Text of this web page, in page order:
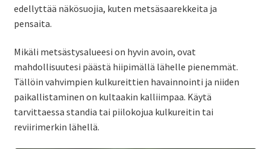
edellyttää näkösuojia, kuten metsäsaarekkeita ja
pensaita.
Mikäli metsästysalueesi on hyvin avoin, ovat
mahdollisuutesi päästä hiipimällä lähelle pienemmät.
Tällöin vahvimpien kulkureittien havainnointi ja niiden
paikallistaminen on kultaakin kalliimpaa. Käytä
tarvittaessa standia tai piilokojua kulkureitin tai
reviirimerkin lähellä.